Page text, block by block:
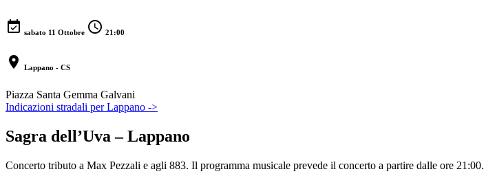
event_available sabato 11 Ottobre schedule 21:00
location_on Lappano - CS
Piazza Santa Gemma Galvani
Indicazioni stradali per Lappano ->
Sagra dell’Uva – Lappano
Concerto tributo a Max Pezzali e agli 883. Il programma musicale prevede il concerto a partire dalle ore 21:00.